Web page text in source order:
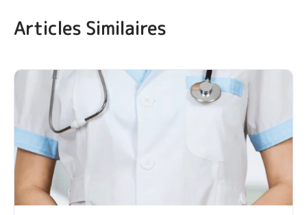
Articles Similaires